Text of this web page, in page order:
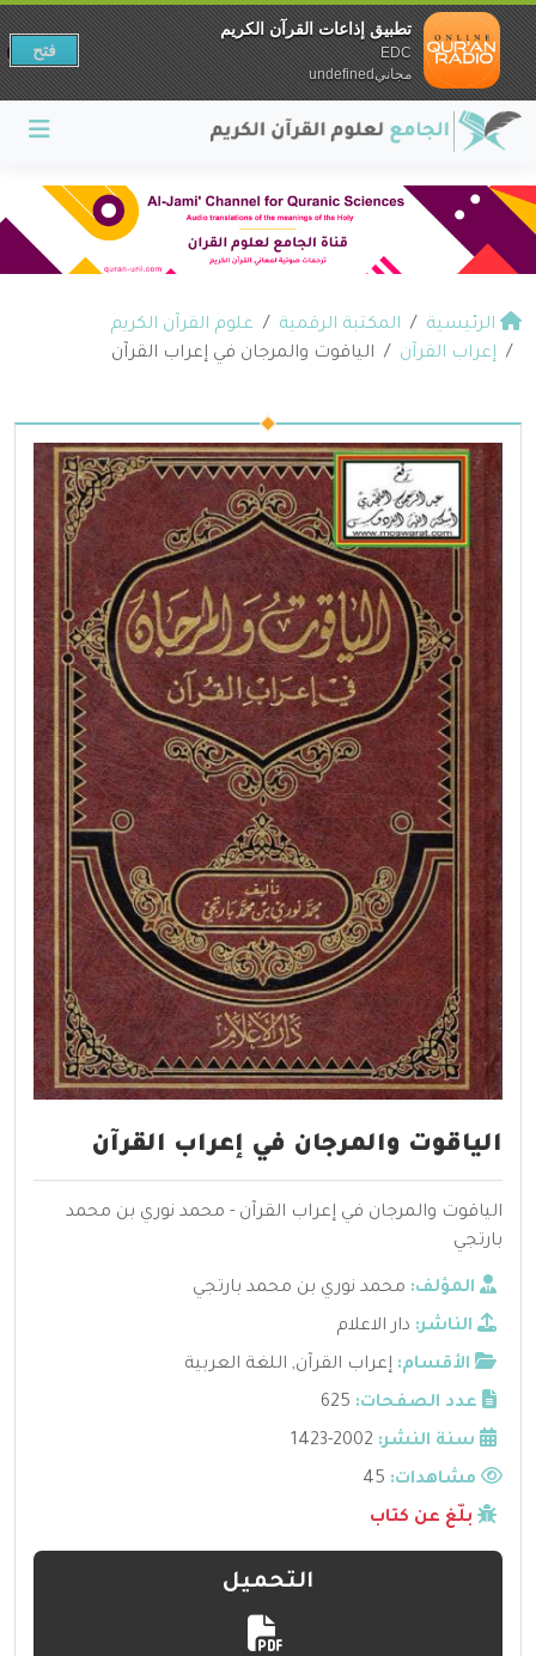
الرئيسية المكتبة الرقمية
علوم القرآن الكريم
إعراب القرآن
الياقوت والمرجان في إعراب القرآن
الياقوت والمرجان في إعراب القرآن
الياقوت والمرجان في إعراب القرآن - محمد نوري بن محمد
بارتجي
المؤلف: محمد نوري بن محمد بارتجي
الناشر: دار الاعلام
الأقسام: إعراب القرآن, اللغة العربية
عدد الصفحات: 625
سنة النشر: 2002-1423
مشاهدات:
بلّغ عن كتاب
التحميل
تطبيق إذاعات القرآن الكريم
EDC
مجانيundefined
فتح